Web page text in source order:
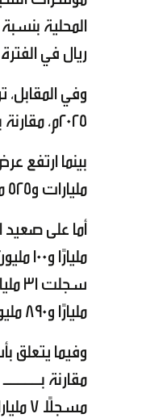
ريال في الفترة
2025م، مقارنة بـ مليار و609 ملايين و800 ألف ريال خلال الفترة نفسها من العام الماضي.
مليارات و525 مليونًا و900 ألف ريال بنهاية شهر يوليو 2024م.
مليارًا و890 مليونًا و100 ألف ريال عُماني، مقابل 20 مليارًا و693 مليونًا و200 ألف ريال بنهاية شهر يوليو 2024م.